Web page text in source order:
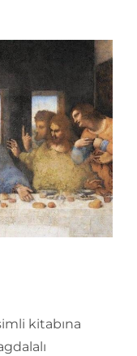
kitabına